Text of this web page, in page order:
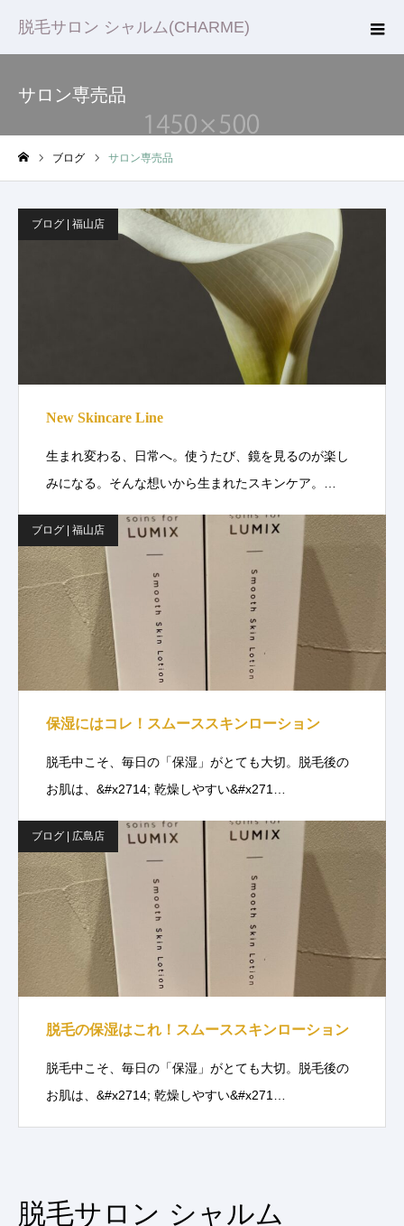
脱毛サロン シャルム(CHARME)
サロン専売品
ブログ サロン専売品
ブログ | 福山店
New Skincare Line
生まれ変わる、日常へ。使うたび、鏡を見るのが楽し
みになる。そんな想いから生まれたスキンケア。…
ブログ | 福山店
保湿にはコレ！スムーススキンローション
脱毛中こそ、毎日の「保湿」がとても大切。脱毛後の
お肌は、&#x2714; 乾燥しやすい&#x271…
ブログ | 広島店
脱毛の保湿はこれ！スムーススキンローション
脱毛中こそ、毎日の「保湿」がとても大切。脱毛後の
お肌は、&#x2714; 乾燥しやすい&#x271…
脱毛サロン シャルム